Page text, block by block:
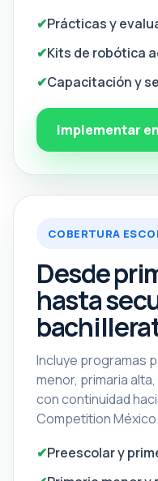
Prácticas y
Kits de robótica
Capacitación y
Implementar
COBERTURA
Desde
hasta
Incluye programas
menor, primaria
con continuidad
Competition México.
Preescolar y